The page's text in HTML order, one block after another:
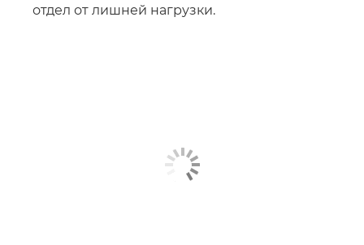
отдел от лишней нагрузки.